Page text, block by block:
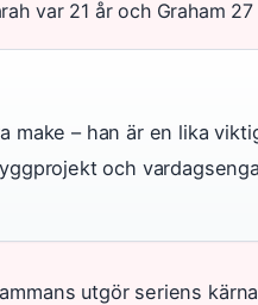
var 21 år och Graham
make – han är en lika
och
utgör seriens